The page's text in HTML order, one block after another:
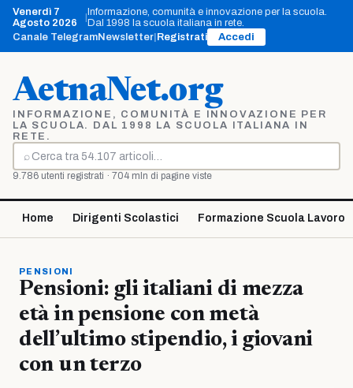
Vai
contenuto
Venerdì 7
Agosto 2026
Informazione, comunità e innovazione per la scuola.
Dal 1998 la scuola italiana in rete.
Canale TelegramNewsletter Registrati Accedi
AetnaNet.org
INFORMAZIONE, COMUNITÀ E INNOVAZIONE PER
LA SCUOLA. DAL 1998 LA SCUOLA ITALIANA IN
RETE.
⌕
Cerca
9.786 utenti registrati · 704 mln di pagine viste
Home Dirigenti Scolastici Formazione Scuola Lavoro
PENSIONI
Pensioni: gli italiani di mezza
età in pensione con metà
dell’ultimo stipendio, i giovani
con un terzo